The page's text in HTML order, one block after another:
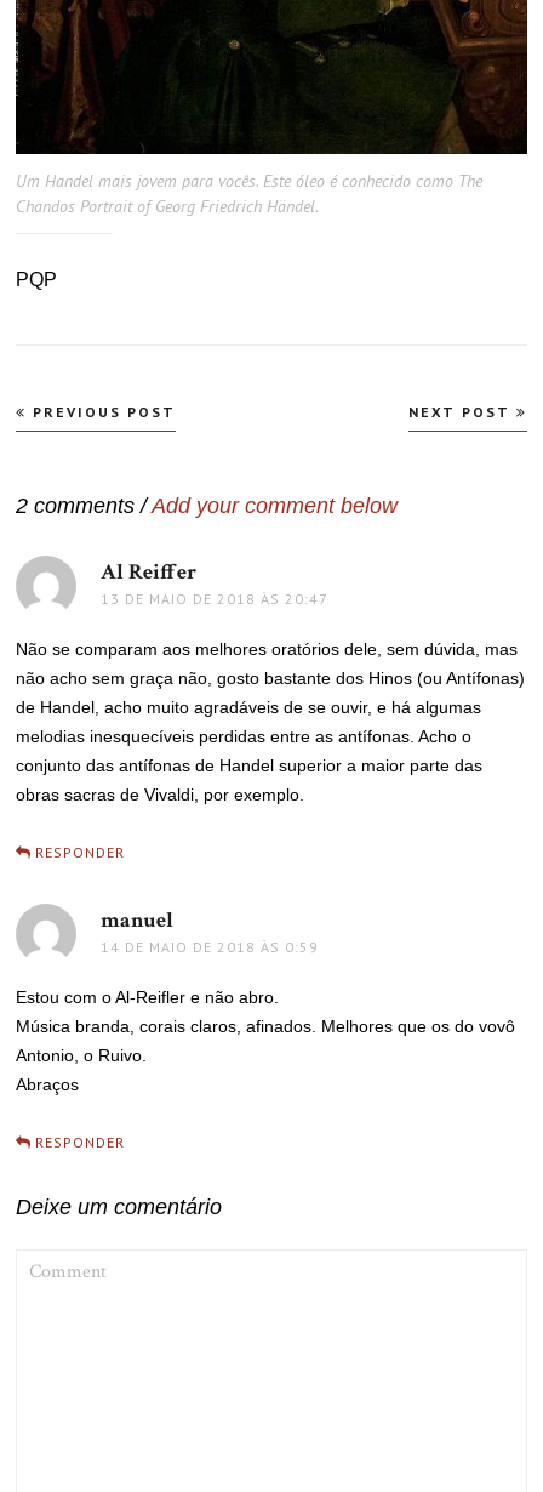
Um Handel mais jovem para vocês. Este óleo é conhecido como The
Chandos Portrait of Georg Friedrich Händel.
PQP
Navegação
de
PREVIOUS POST NEXT POST
2 comments /Add your comment below
Al Reiffer
13 DE MAIO DE 2018 ÀS 20:47
Não se comparam aos melhores oratórios dele, sem dúvida, mas
não acho sem graça não, gosto bastante dos Hinos (ou Antífonas)
de Handel, acho muito agradáveis de se ouvir, e há algumas
melodias inesquecíveis perdidas entre as antífonas. Acho o
conjunto das antífonas de Handel superior a maior parte das
obras sacras de Vivaldi, por exemplo.
RESPONDER
manuel
14 DE MAIO DE 2018 ÀS 0:59
Estou com o Al-Reifler e não abro.
Música branda, corais claros, afinados. Melhores que os do vovô
Antonio, o Ruivo.
Abraços
RESPONDER
Deixe um comentário